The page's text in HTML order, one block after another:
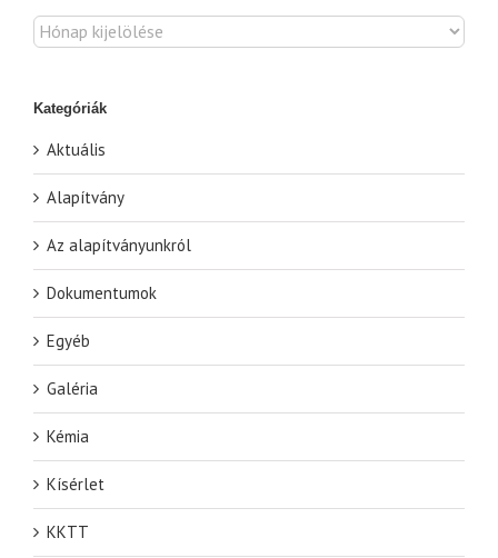
Archívum
Kategóriák
Aktuális
Alapítvány
Az alapítványunkról
Dokumentumok
Egyéb
Galéria
Kémia
Kísérlet
KKTT